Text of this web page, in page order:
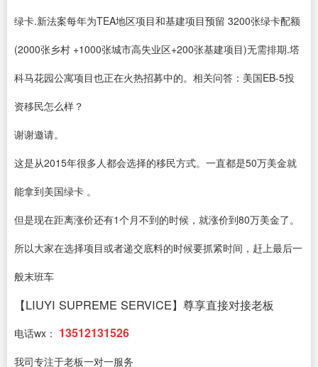
绿卡.新法案每年为TEA地区项目和基建项目预留 3200张绿卡配额
(2000张乡村 +1000张城市高失业区+200张基建项目)无需排期.塔
科马花园公寓项目也正在火热招募中的。相关问答：美国EB-5投
资移民怎么样？
谢谢邀请。
这是从2015年很多人都会选择的移民方式。一直都是50万美金就
能拿到美国绿卡 。
但是现在距离涨价还有1个月不到的时候，就涨价到80万美金了。
所以大家在选择项目或者递交底料的时候要抓紧时间，赶上最后一
般末班车
【LIUYI SUPREME SERVICE】尊享直接对接老板
电话wx： 13512131526
我司专注于老板一对一服务